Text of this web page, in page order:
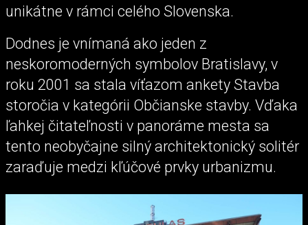
unikátne v rámci celého Slovenska.
Dodnes je vnímaná ako jeden z
neskoromoderných symbolov Bratislavy, v
roku 2001 sa stala víťazom ankety Stavba
storočia v kategórii Občianske stavby. Vďaka
ľahkej čitateľnosti v panoráme mesta sa
tento neobyčajne silný architektonický solitér
zaraďuje medzi kľúčové prvky urbanizmu.